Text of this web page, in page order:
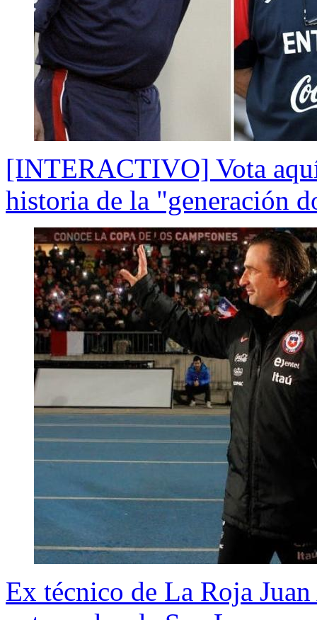
[INTERACTIVO] Vota
historia de la "generación
Ex técnico de La Roja